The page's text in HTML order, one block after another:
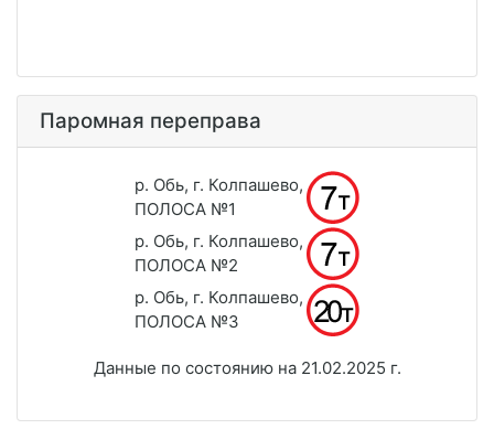
Паромная переправа
р. Обь, г. Колпашево,
ПОЛОСА №1
р. Обь, г. Колпашево,
ПОЛОСА №2
р. Обь, г. Колпашево,
ПОЛОСА №3
Данные по состоянию на 21.02.2025 г.